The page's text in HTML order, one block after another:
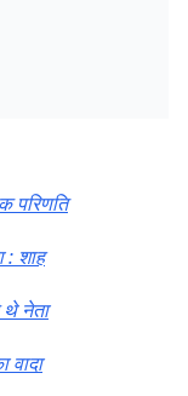
परिणति
: शाह
थे नेता